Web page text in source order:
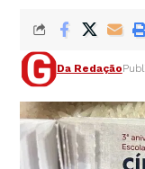
Da Redação